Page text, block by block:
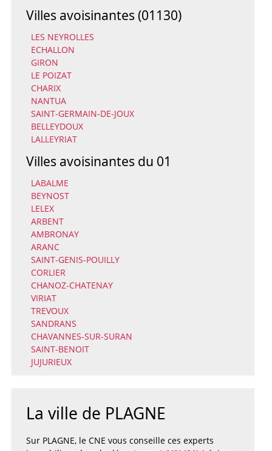
Villes avoisinantes (01130)
LES NEYROLLES
ECHALLON
GIRON
LE POIZAT
CHARIX
NANTUA
SAINT-GERMAIN-DE-JOUX
BELLEYDOUX
LALLEYRIAT
Villes avoisinantes du 01
LABALME
BEYNOST
LELEX
ARBENT
AMBRONAY
ARANC
SAINT-GENIS-POUILLY
CORLIER
CHANOZ-CHATENAY
VIRIAT
TREVOUX
SANDRANS
CHAVANNES-SUR-SURAN
SAINT-BENOIT
JUJURIEUX
La ville de PLAGNE
Sur PLAGNE, le CNE vous conseille ces experts